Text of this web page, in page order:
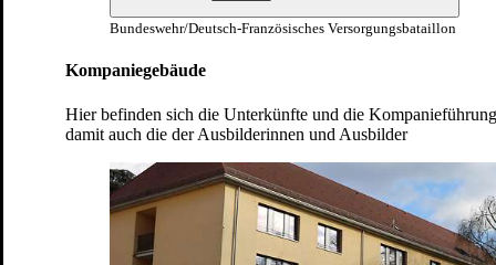
Bundeswehr/Deutsch-Französisches Versorgungsbataillon
Kompaniegebäude
Hier befinden sich die Unterkünfte und die
damit auch die der Ausbilderinnen und Ausbilder